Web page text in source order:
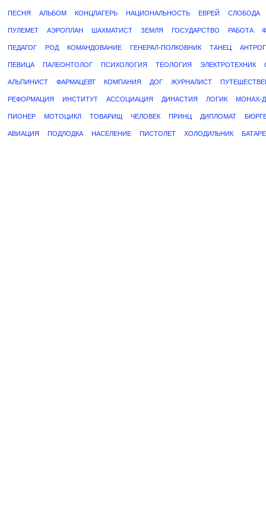
ПЕСНЯ АЛЬБОМ КОНЦЛАГЕРЬ НАЦИОНАЛЬНОСТЬ ЕВРЕЙ СЛОБОДА
ПУЛЕМЕТ АЭРОПЛАН ШАХМАТИСТ ЗЕМЛЯ ГОСУДАРСТВО РАБОТА
ПЕДАГОГ РОД КОМАНДОВАНИЕ ГЕНЕРАЛ-ПОЛКОВНИК ТАНЕЦ
ПЕВИЦА ПАЛЕОНТОЛОГ ПСИХОЛОГИЯ ТЕОЛОГИЯ ЭЛЕКТРОТЕХНИК
АЛЬПИНИСТ ФАРМАЦЕВТ КОМПАНИЯ ДОГ ЖУРНАЛИСТ
РЕФОРМАЦИЯ ИНСТИТУТ АССОЦИАЦИЯ ДИНАСТИЯ ЛОГИК МОНАХ-
ПИОНЕР МОТОЦИКЛ ТОВАРИЩ ЧЕЛОВЕК ПРИНЦ ДИПЛОМАТ
АВИАЦИЯ ПОДЛОДКА НАСЕЛЕНИЕ ПИСТОЛЕТ ХОЛОДИЛЬНИК